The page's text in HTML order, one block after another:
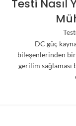
Testi Nasıl
DC güç
bileşenlerinden
gerilim